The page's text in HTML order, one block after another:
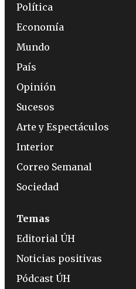
Política
Economía
Mundo
País
Opinión
Sucesos
Arte y Espectáculos
Interior
Correo Semanal
Sociedad
Temas
Editorial ÚH
Noticias positivas
Pódcast ÚH